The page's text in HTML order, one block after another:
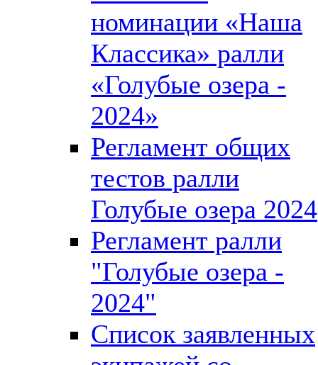
номинации «Наша
Классика» ралли
«Голубые озера -
2024»
Регламент общих
тестов ралли
Голубые озера 2024
Регламент ралли
"Голубые озера -
2024"
Список заявленных